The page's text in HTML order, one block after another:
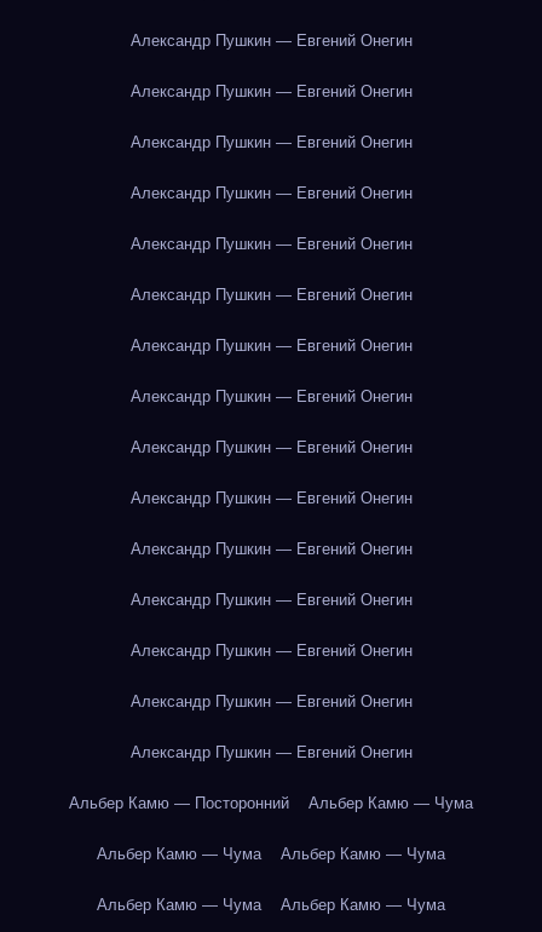
Александр Пушкин — Евгений Онегин
Александр Пушкин — Евгений Онегин
Александр Пушкин — Евгений Онегин
Александр Пушкин — Евгений Онегин
Александр Пушкин — Евгений Онегин
Александр Пушкин — Евгений Онегин
Александр Пушкин — Евгений Онегин
Александр Пушкин — Евгений Онегин
Александр Пушкин — Евгений Онегин
Александр Пушкин — Евгений Онегин
Александр Пушкин — Евгений Онегин
Александр Пушкин — Евгений Онегин
Александр Пушкин — Евгений Онегин
Александр Пушкин — Евгений Онегин
Александр Пушкин — Евгений Онегин
Альбер Камю — Посторонний Альбер Камю — Чума
Альбер Камю — Чума Альбер Камю — Чума
Альбер Камю — Чума Альбер Камю — Чума